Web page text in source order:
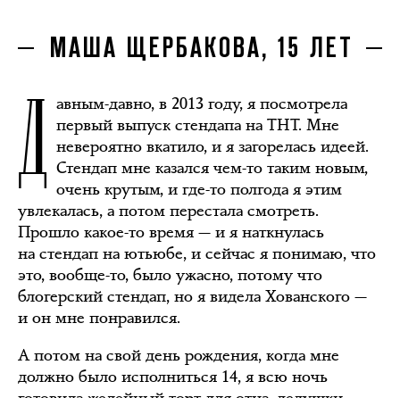
МАША ЩЕРБАКОВА, 15 ЛЕТ
Д авным-давно, в 2013 году, я посмотрела
первый выпуск стендапа на ТНТ. Мне
невероятно вкатило, и я загорелась идеей.
Стендап мне казался чем-то таким новым,
очень крутым, и где-то полгода я этим
увлекалась, а потом перестала смотреть.
Прошло какое-то время — и я наткнулась
на стендап на ютьюбе, и сейчас я понимаю, что
это, вообще-то, было ужасно, потому что
блогерский стендап, но я видела Хованского —
и он мне понравился.
А потом на свой день рождения, когда мне
должно было исполниться 14, я всю ночь